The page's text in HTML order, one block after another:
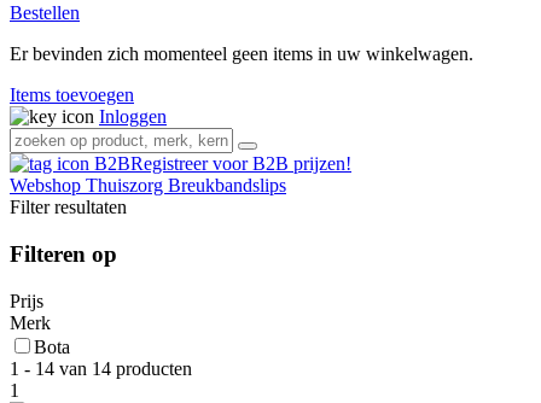
Bestellen
Er bevinden zich momenteel geen items in uw winkelwagen.
Items toevoegen
Inloggen
Registreer voor B2B prijzen!
Webshop Thuiszorg Breukbandslips
Filter resultaten
Filteren op
Prijs
Merk
Bota
1 - 14 van 14 producten
1